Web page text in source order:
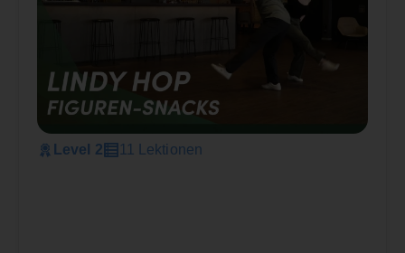
Level 2 11 Lektionen